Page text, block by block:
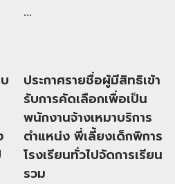
...
ประกาศรายชื่อผู้มีสิทธิเข้า
รับการคัดเลือกเพื่อเป็น
พนักงานจ้างเหมาบริการ
ตำแหน่ง พี่เลี้ยงเด็กพิการ
โรงเรียนทั่วไปจัดการเรียน
รวม